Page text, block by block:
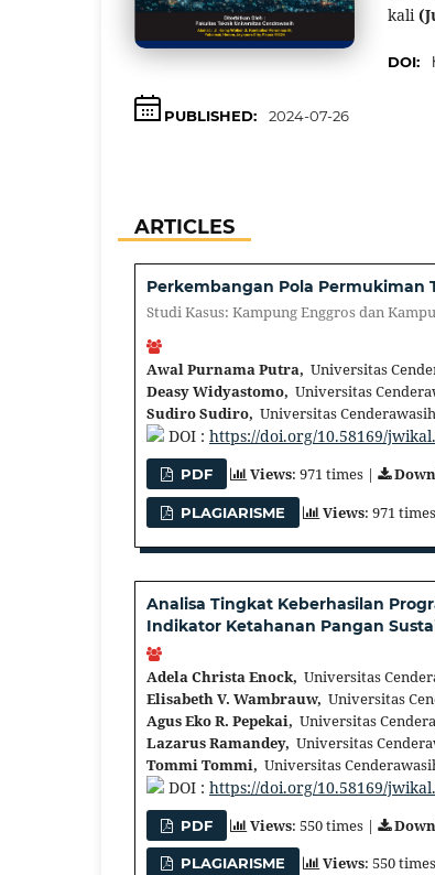
kali
DOI:
PUBLISHED: 2024-07-26
ARTICLES
Perkembangan Pola Permukiman
Studi Kasus: Kampung Enggros dan
Awal Purnama Putra, Universitas
Deasy Widyastomo, Universitas
Sudiro Sudiro, Universitas
DOI : https://doi.org/10.58169/
PDF Views: 971 times |
PLAGIARISME Views: 971
Analisa Tingkat Keberhasilan
Indikator Ketahanan Pangan
Adela Christa Enock, Universitas
Elisabeth V. Wambrauw, Universitas
Agus Eko R. Pepekai, Universitas
Lazarus Ramandey, Universitas
Tommi Tommi, Universitas
DOI : https://doi.org/10.58169/
PDF Views: 550 times |
PLAGIARISME Views: 550